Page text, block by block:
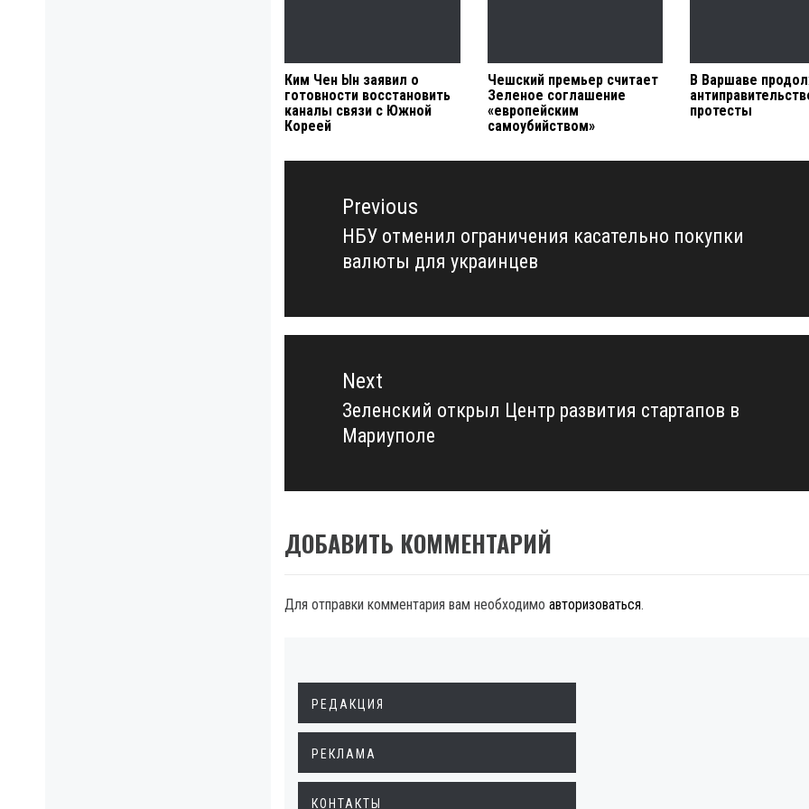
Ким Чен Ын заявил о
готовности восстановить
каналы связи с Южной
Кореей
Чешский премьер считает
Зеленое соглашение
«европейским
самоубийством»
В Варшаве
протесты
Навигация
записямPrevious
Previous
post:
НБУ отменил ограничения касательно покупки
валюты для украинцев
Next
Next
post:
Зеленский открыл Центр развития стартапов в
Мариуполе
ДОБАВИТЬ КОММЕНТАРИЙ
Для отправки комментария вам необходимо авторизоваться.
РЕДАКЦИЯ
РЕКЛАМА
КОНТАКТЫ